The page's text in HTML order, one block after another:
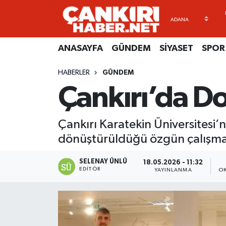
ANASAYFA GÜNDEM SİYASET SPOR
HABERLER GÜNDEM
Çankırı’da
Çankırı Karatekin
dönüştürüldüğü özgün
SELENAY ÜNLÜ
EDITÖR
18.05.2026 - 11:32
YAYINLANMA
ANASAYFA
SİYASET
EKONOMİ
EĞİTİM
RESMİ İLANLAR
Künye
Gizlilik Sözleşmesi
EKONOMİ
GÜNDEM
kimdir-nedir-nasil
Merkez Hava Durumu
Süper Lig Puan Durumu ve Fikstür
Son Dakika Haberleri
Haber Arşivi